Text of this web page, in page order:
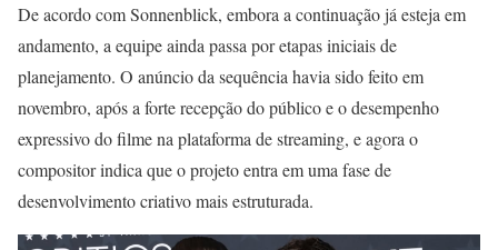
De acordo com Sonnenblick, embora a continuação já esteja em
andamento, a equipe ainda passa por etapas iniciais de
planejamento. O anúncio da sequência havia sido feito em
novembro, após a forte recepção do público e o desempenho
expressivo do filme na plataforma de streaming, e agora o
compositor indica que o projeto entra em uma fase de
desenvolvimento criativo mais estruturada.